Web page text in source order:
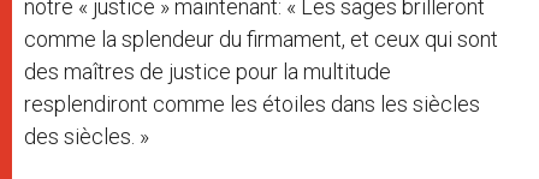
notre « justice » maintenant: « Les sages brilleront
comme la splendeur du firmament, et ceux qui sont
des maîtres de justice pour la multitude
resplendiront comme les étoiles dans les siècles
des siècles. »